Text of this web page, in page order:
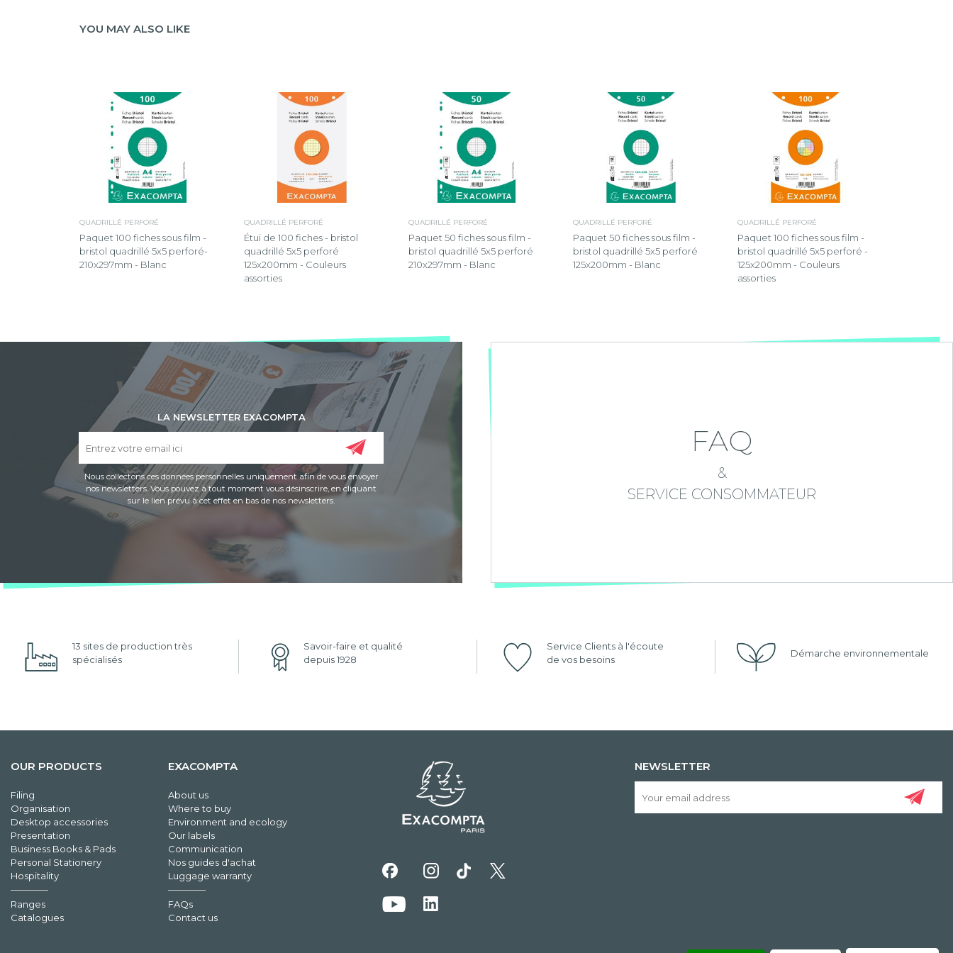
YOU MAY ALSO LIKE
QUADRILLÉ PERFORÉ
Paquet 100 fiches sous film -
bristol quadrillé 5x5 perforé-
210x297mm - Blanc
QUADRILLÉ PERFORÉ
Étui de 100 fiches - bristol
quadrillé 5x5 perforé
125x200mm - Couleurs
assorties
QUADRILLÉ PERFORÉ
Paquet 50 fiches sous film -
bristol quadrillé 5x5 perforé
210x297mm - Blanc
QUADRILLÉ PERFORÉ
Paquet 50 fiches sous film -
bristol quadrillé 5x5 perforé
125x200mm - Blanc
QUADRILLÉ PERFORÉ
Paquet 100 fiches sous film -
bristol quadrillé 5x5 perforé -
125x200mm - Couleurs
assorties
LA NEWSLETTER EXACOMPTA
Nous collectons ces données personnelles uniquement afin de vous envoyer
nos newsletters. Vous pouvez à tout moment vous désinscrire, en cliquant
sur le lien prévu à cet effet en bas de nos newsletters.
FAQ
&
SERVICE CONSOMMATEUR
13 sites de production très
spécialisés
Savoir-faire et qualité
depuis 1928
Service Clients à l'écoute
de vos besoins
Démarche environnementale
OUR PRODUCTS
Filing
Organisation
Desktop accessories
Presentation
Business Books & Pads
Personal Stationery
Hospitality
Ranges
Catalogues
EXACOMPTA
About us
Where to buy
Environment and ecology
Our labels
Communication
Nos guides d'achat
Luggage warranty
FAQs
Contact us
NEWSLETTER